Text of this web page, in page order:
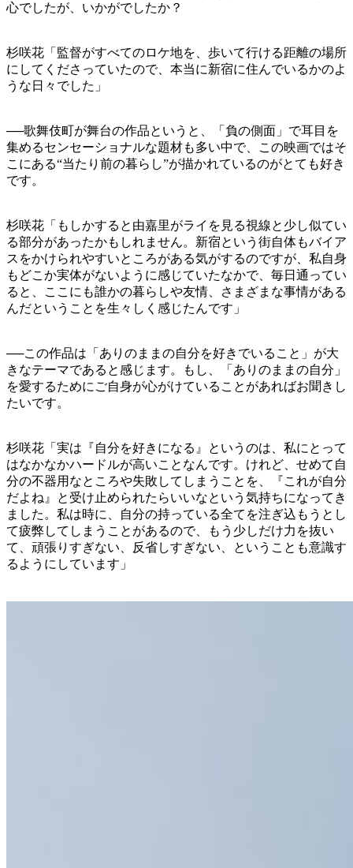
心でしたが、いかがでしたか？
杉咲花「監督がすべてのロケ地を、歩いて行ける距離の場所
にしてくださっていたので、本当に新宿に住んでいるかのよ
うな日々でした」
──歌舞伎町が舞台の作品というと、「負の側面」で耳目を
集めるセンセーショナルな題材も多い中で、この映画ではそ
こにある“当たり前の暮らし”が描かれているのがとても好き
です。
杉咲花「もしかすると由嘉里がライを見る視線と少し似てい
る部分があったかもしれません。新宿という街自体もバイア
スをかけられやすいところがある気がするのですが、私自身
もどこか実体がないように感じていたなかで、毎日通ってい
ると、ここにも誰かの暮らしや友情、さまざまな事情がある
んだということを生々しく感じたんです」
──この作品は「ありのままの自分を好きでいること」が大
きなテーマであると感じます。もし、「ありのままの自分」
を愛するためにご自身が心がけていることがあればお聞きし
たいです。
杉咲花「実は『自分を好きになる』というのは、私にとって
はなかなかハードルが高いことなんです。けれど、せめて自
分の不器用なところや失敗してしまうことを、『これが自分
だよね』と受け止められたらいいなという気持ちになってき
ました。私は時に、自分の持っている全てを注ぎ込もうとし
て疲弊してしまうことがあるので、もう少しだけ力を抜い
て、頑張りすぎない、反省しすぎない、ということも意識す
るようにしています」